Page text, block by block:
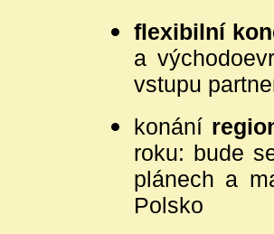
flexibilní
a
vstupu
konání
roku: bude
plánech a
Polsko